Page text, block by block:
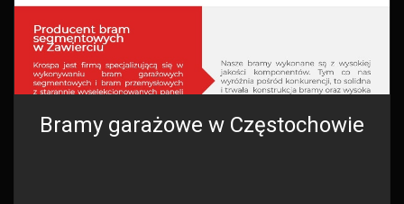
Bramy garażowe w Częstochowie